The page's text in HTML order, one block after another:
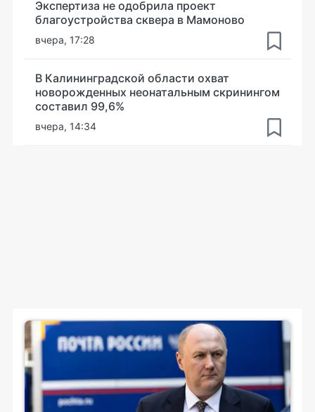
Экспертиза не одобрила проект
благоустройства сквера в Мамоново
вчера, 17:28
В Калининградской области охват
новорожденных неонатальным скринингом
составил 99,6%
вчера, 14:34